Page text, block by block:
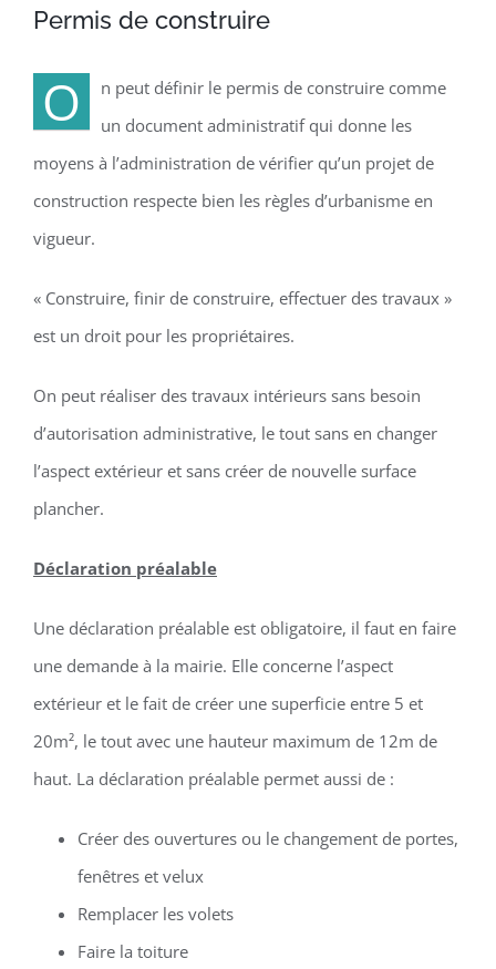
Permis de construire
O
n peut définir le permis de construire comme
un document administratif qui donne les
moyens à l’administration de vérifier qu’un projet de
construction respecte bien les règles d’urbanisme en
vigueur.
« Construire, finir de construire, effectuer des travaux »
est un droit pour les propriétaires.
On peut réaliser des travaux intérieurs sans besoin
d’autorisation administrative, le tout sans en changer
l’aspect extérieur et sans créer de nouvelle surface
plancher.
Déclaration préalable
Une déclaration préalable est obligatoire, il faut en faire
une demande à la mairie. Elle concerne l’aspect
extérieur et le fait de créer une superficie entre 5 et
20m², le tout avec une hauteur maximum de 12m de
haut. La déclaration préalable permet aussi de :
Créer des ouvertures ou le changement de portes,
fenêtres et velux
Remplacer les volets
Faire la toiture